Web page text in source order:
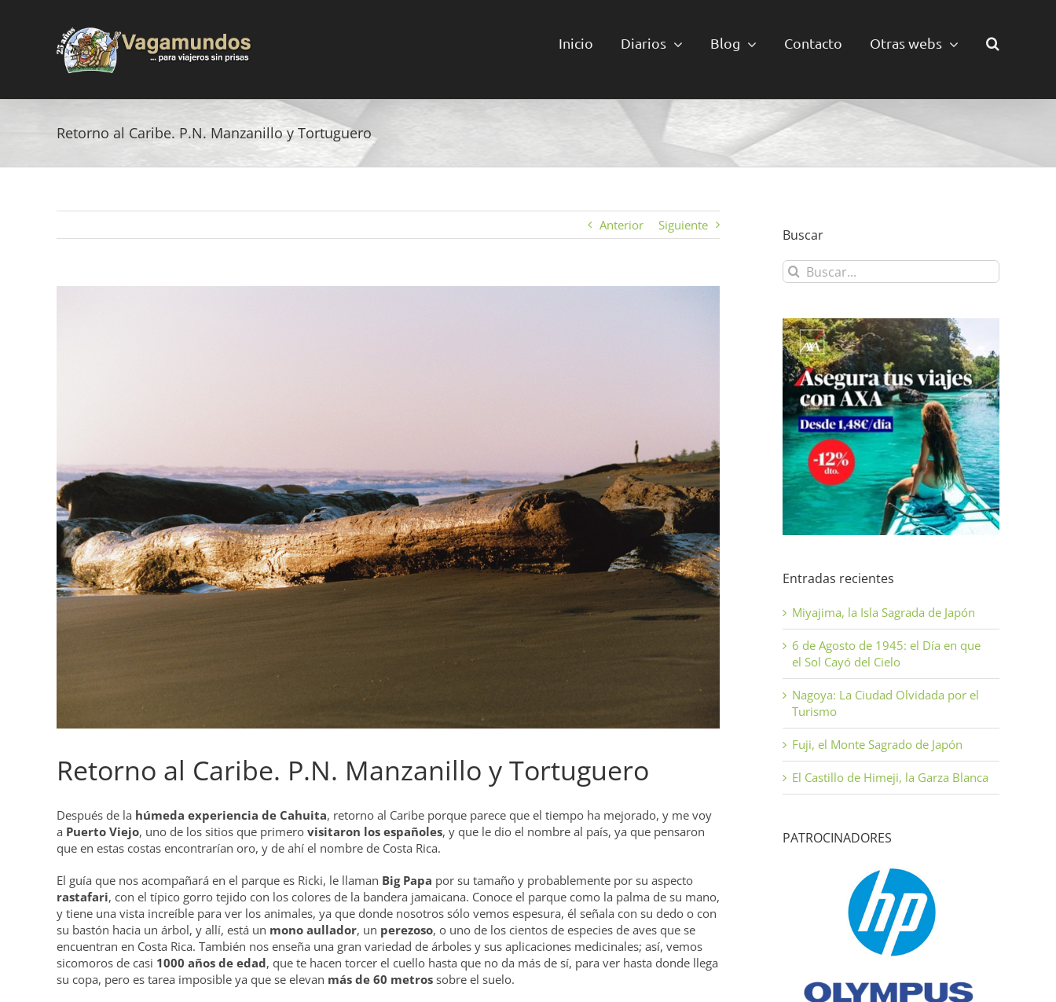
Inicio Diarios Blog Contacto Otras webs
Retorno al Caribe. P.N. Manzanillo y Tortuguero
Anterior Siguiente
Retorno al Caribe. P.N. Manzanillo y Tortuguero
Después de la húmeda experiencia de Cahuita, retorno al Caribe porque parece que el tiempo ha mejorado, y me voy
a Puerto Viejo, uno de los sitios que primero visitaron los españoles, y que le dio el nombre al país, ya que pensaron
que en estas costas encontrarían oro, y de ahí el nombre de Costa Rica.
El guía que nos acompañará en el parque es Ricki, le llaman Big Papa por su tamaño y probablemente por su aspecto
rastafari, con el típico gorro tejido con los colores de la bandera jamaicana. Conoce el parque como la palma de su mano,
y tiene una vista increíble para ver los animales, ya que donde nosotros sólo vemos espesura, él señala con su dedo o con
su bastón hacia un árbol, y allí, está un mono aullador, un perezoso, o uno de los cientos de especies de aves que se
encuentran en Costa Rica. También nos enseña una gran variedad de árboles y sus aplicaciones medicinales; así, vemos
sicomoros de casi 1000 años de edad, que te hacen torcer el cuello hasta que no da más de sí, para ver hasta donde llega
su copa, pero es tarea imposible ya que se elevan más de 60 metros sobre el suelo.
Buscar
Buscar:
Entradas recientes
Miyajima, la Isla Sagrada de Japón
6 de Agosto de 1945: el Día en que
el Sol Cayó del Cielo
Nagoya: La Ciudad Olvidada por el
Turismo
Fuji, el Monte Sagrado de Japón
El Castillo de Himeji, la Garza Blanca
PATROCINADORES